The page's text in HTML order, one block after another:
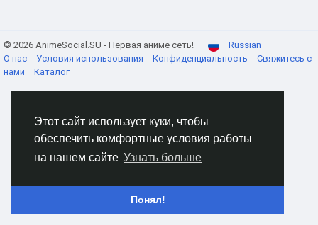
Этот сайт использует куки, чтобы
обеспечить комфортные условия работы
на нашем сайте Узнать больше
Понял!
© 2026 AnimeSocial.SU - Первая аниме сеть!
Russian
О нас
Условия использования Конфиденциальность
Свяжитесь с
нами
Каталог